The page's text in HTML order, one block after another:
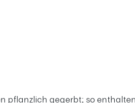
pflanzlich gegerbt; so